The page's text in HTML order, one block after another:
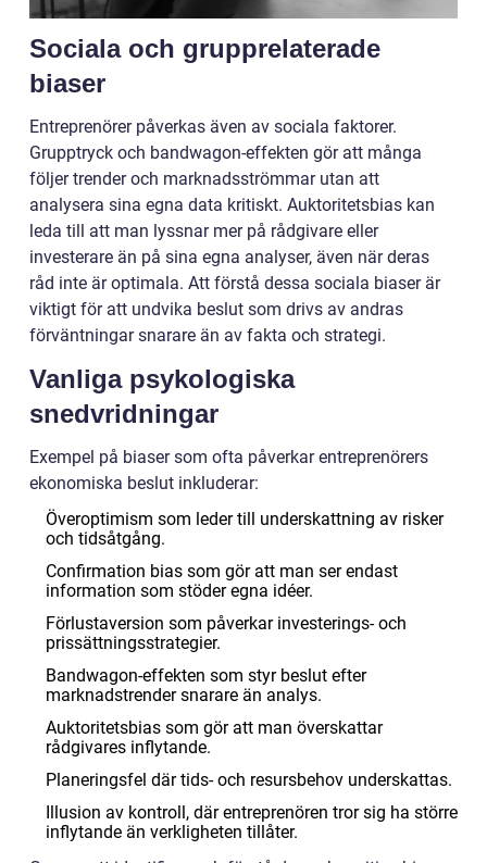
Sociala och grupprelaterade
biaser
Entreprenörer påverkas även av sociala faktorer.
Grupptryck och bandwagon-effekten gör att många
följer trender och marknadsströmmar utan att
analysera sina egna data kritiskt. Auktoritetsbias kan
leda till att man lyssnar mer på rådgivare eller
investerare än på sina egna analyser, även när deras
råd inte är optimala. Att förstå dessa sociala biaser är
viktigt för att undvika beslut som drivs av andras
förväntningar snarare än av fakta och strategi.
Vanliga psykologiska
snedvridningar
Exempel på biaser som ofta påverkar entreprenörers
ekonomiska beslut inkluderar:
Överoptimism som leder till underskattning av risker
och tidsåtgång.
Confirmation bias som gör att man ser endast
information som stöder egna idéer.
Förlustaversion som påverkar investerings- och
prissättningsstrategier.
Bandwagon-effekten som styr beslut efter
marknadstrender snarare än analys.
Auktoritetsbias som gör att man överskattar
rådgivares inflytande.
Planeringsfel där tids- och resursbehov underskattas.
Illusion av kontroll, där entreprenören tror sig ha större
inflytande än verkligheten tillåter.